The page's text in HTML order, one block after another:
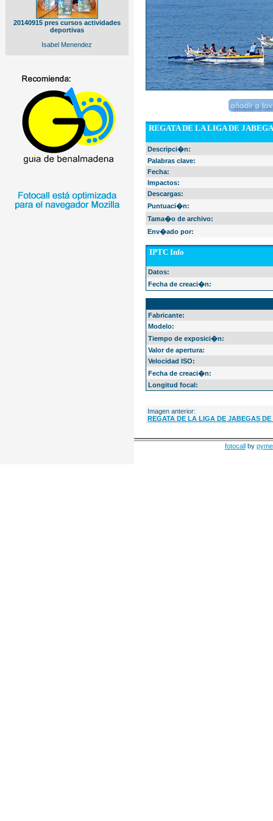
20140915 pres cursos actividades
deportivas
Isabel Menendez
REGATA DE LA LIGA DE
Descripci�n:
Palabras clave:
Fecha:
Impactos:
Descargas:
Puntuaci�n:
Tama�o de archivo:
Env�ado por:
IPTC Info
Datos:
Fecha de creaci�n:
Fabricante:
Modelo:
Tiempo de exposici�n:
Valor de apertura:
Velocidad ISO:
Fecha de creaci�n:
Longitud focal:
Imagen anterior:
REGATA DE LA LIGA DE JABEGAS
fotocall by